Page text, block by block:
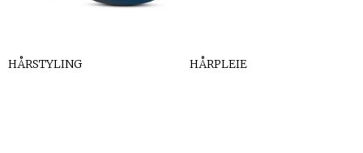
HÅRSTYLING HÅRPLEIE